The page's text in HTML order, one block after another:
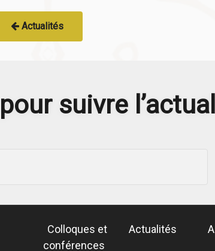
Actualités
suivre
Actualités
Colloques et
conférences